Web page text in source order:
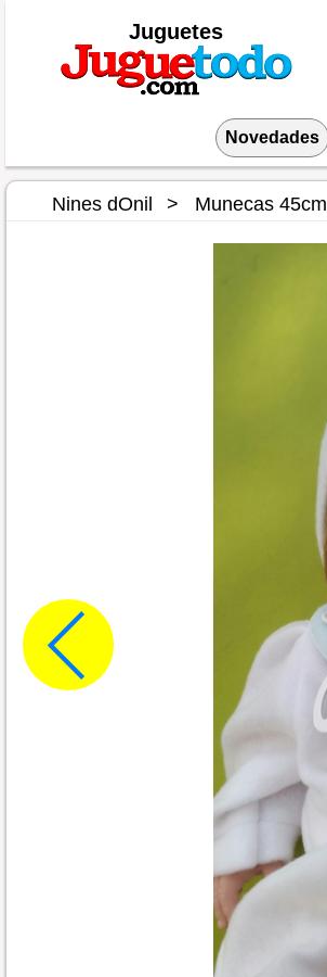
Juguetes
Novedades
Nines dOnil Munecas 45cm